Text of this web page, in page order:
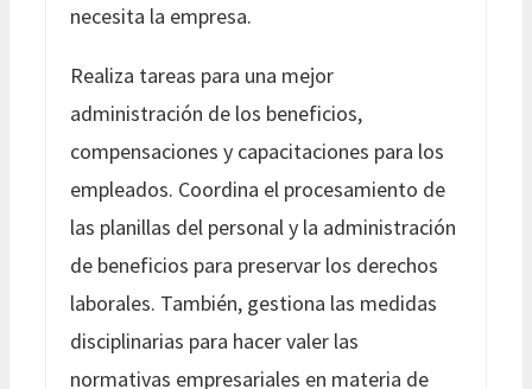
necesita la empresa.
Realiza tareas para una mejor
administración de los beneficios,
compensaciones y capacitaciones para los
empleados. Coordina el procesamiento de
las planillas del personal y la administración
de beneficios para preservar los derechos
laborales. También, gestiona las medidas
disciplinarias para hacer valer las
normativas empresariales en materia de